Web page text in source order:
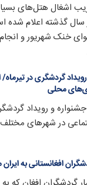
اشغال هتل‌های
سال گذشته اعلام شده
خنک شهریور و
۹۰ رویداد گردشگری در
محلی
۹۰ جشنواره و رویداد
در شهرهای مختلف
افغانستانی به